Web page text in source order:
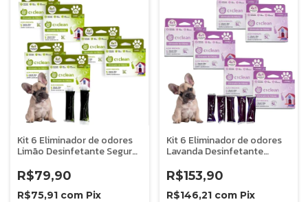
Kit 6 Eliminador de odores
Limão Desinfetante Seguro
R$79,90
R$75,91 com Pix
Kit 6 Eliminador de odores
Lavanda Desinfetante
Rende 5L
R$153,90
R$146,21 com Pix